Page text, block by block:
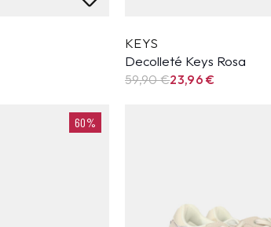
KEYS
Decolleté Keys Rosa
59,90€23,96€
60%